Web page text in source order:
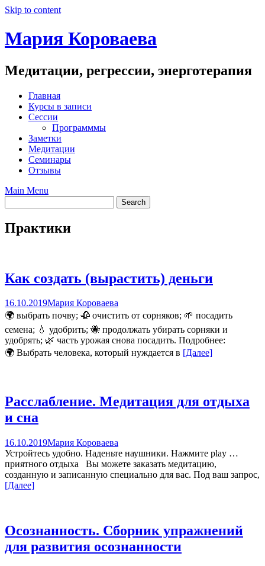
Skip to content
Мария Короваева
Медитации, регрессии, энерготерапия
Главная
Курсы в записи
Сессии
Программмы
Заметки
Медитации
Семинары
Отзывы
Main Menu
Практики
Как создать (вырастить) деньги
16.10.2019Мария Короваева
🌍 выбрать почву; 🥀 очистить от сорняков; 🌱 посадить
семена; 💧 удобрить; 🐝 продолжать убирать сорняки и
удобрять; 🌿 часть урожая снова посадить. Подробнее:
🌍 Выбрать человека, который нуждается в [Далее]
Расслабление. Медитация для отдыха
и сна
16.10.2019Мария Короваева
Устройтесь удобно. Наденьте наушники. Нажмите play …
приятного отдыха Вы можете заказать медитацию,
созданную и записанную специально для вас. Под ваш запрос,
[Далее]
Осознанность. Сборник упражнений
для развития осознанности